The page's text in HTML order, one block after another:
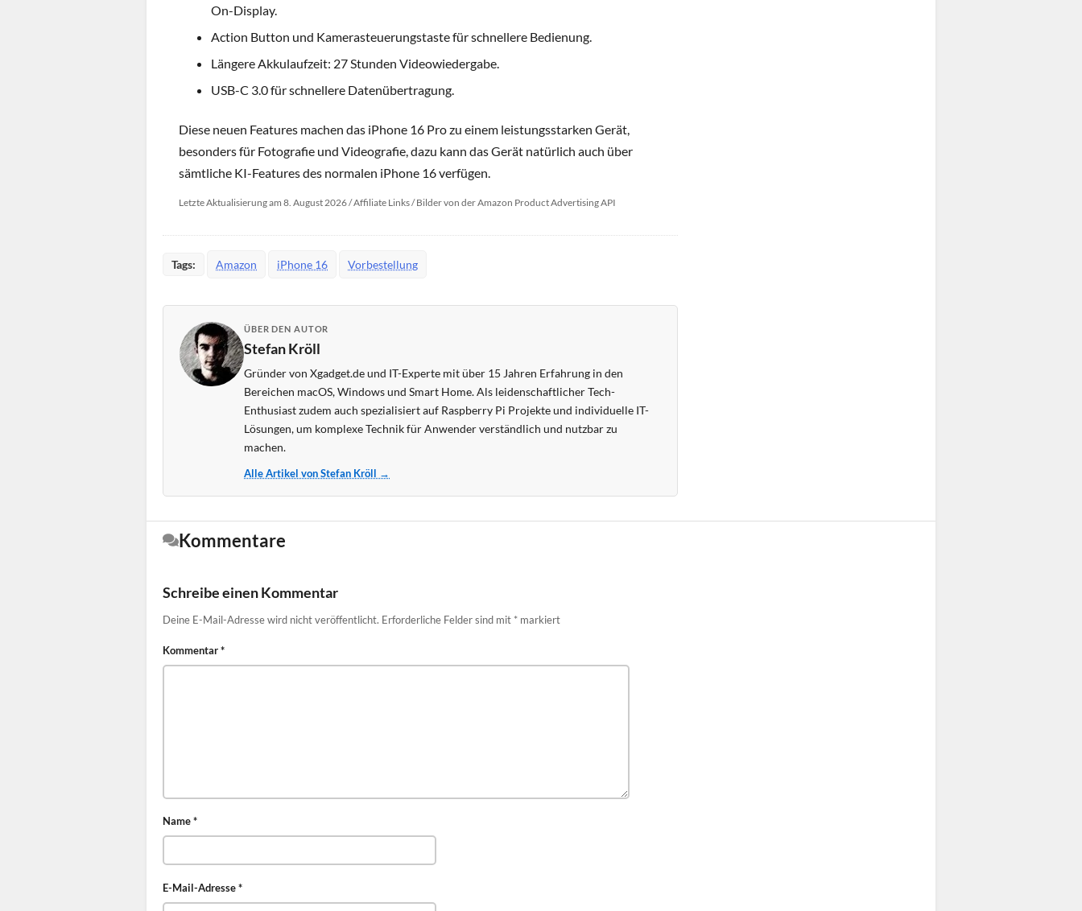
On-Display.
Action Button und Kamerasteuerungstaste für schnellere Bedienung.
Längere Akkulaufzeit: 27 Stunden Videowiedergabe.
USB-C 3.0 für schnellere Datenübertragung.
Diese neuen Features machen das iPhone 16 Pro zu einem leistungsstarken Gerät,
besonders für Fotografie und Videografie, dazu kann das Gerät natürlich auch über
sämtliche KI-Features des normalen iPhone 16 verfügen.
Letzte Aktualisierung am 8. August 2026 / Affiliate Links / Bilder von der Amazon Product Advertising API
Tags: Amazon iPhone 16 Vorbestellung
ÜBER DEN AUTOR
Stefan Kröll
Gründer von Xgadget.de und IT-Experte mit über 15 Jahren Erfahrung in den
Bereichen macOS, Windows und Smart Home. Als leidenschaftlicher Tech-
Enthusiast zudem auch spezialisiert auf Raspberry Pi Projekte und individuelle IT-
Lösungen, um komplexe Technik für Anwender verständlich und nutzbar zu
machen.
Alle Artikel von Stefan Kröll →
Kommentare
Schreibe einen Kommentar
Deine E-Mail-Adresse wird nicht veröffentlicht. Erforderliche Felder sind mit * markiert
Kommentar*
Name*
E-Mail-Adresse*